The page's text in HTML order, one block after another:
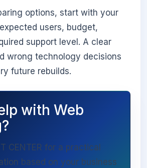
options, start with your
users, budget,
support level. A clear
wrong technology decisions
future rebuilds.
with Web
CENTER for a practical
based on your business